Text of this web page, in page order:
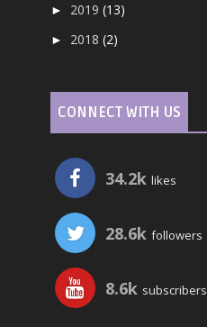
► 2019(13)
► 2018(2)
CONNECT WITH US
34.2k likes
28.6k followers
8.6k subscribers